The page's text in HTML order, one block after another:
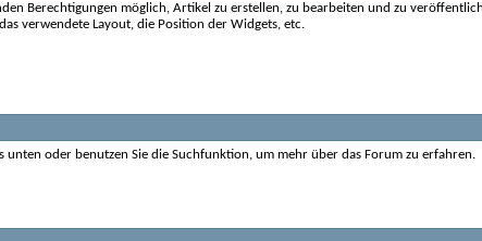
Berechtigungen möglich, Artikel zu erstellen, zu bearbeiten und zu
verwendete Layout, die Position der Widgets, etc.
oder benutzen Sie die Suchfunktion, um mehr über das Forum zu erfahren.